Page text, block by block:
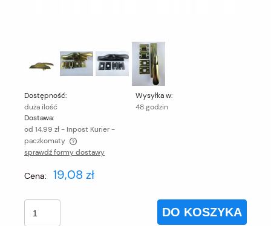
Dostępność:
duża ilość
Wysyłka w:
48 godzin
Dostawa:
od 14,99 zł- Inpost Kurier -
paczkomaty
Cena nie zawiera ewentualnych kosztów płatności
sprawdź formy dostawy
Cena: 19,08 zł
DO KOSZYKA